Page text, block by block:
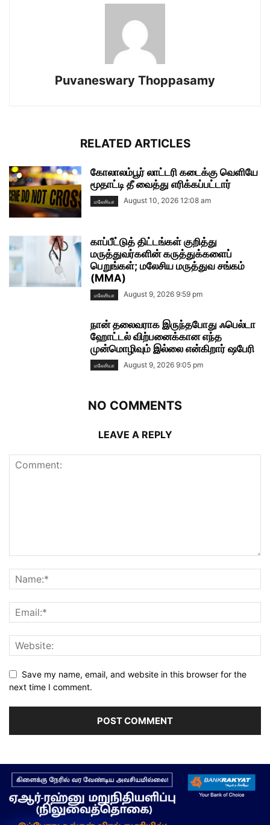
Puvaneswary Thoppasamy
RELATED ARTICLES
கோலாலம்பூர் லாட்டரி கடைக்கு வெளியே
மூதாட்டி தீ வைத்து எரிக்கப்பட்டார்
மலேசியா August 10, 2026 12:08 am
காப்பீட்டுத் திட்டங்கள் குறித்து
மருத்துவர்களின் கருத்துக்களைப்
பெறுங்கள்; மலேசிய மருத்துவ சங்கம்
(MMA)
மலேசியா August 9, 2026 9:59 pm
நான் தலைவராக இருந்தபோது ஃபெல்டா
ஹோட்டல் விற்பனைக்கான எந்த
முன்மொழிவும் இல்லை என்கிறார் ஷபேரி
மலேசியா August 9, 2026 9:05 pm
NO COMMENTS
LEAVE A REPLY
Save my name, email, and website in this browser for the
next time I comment.